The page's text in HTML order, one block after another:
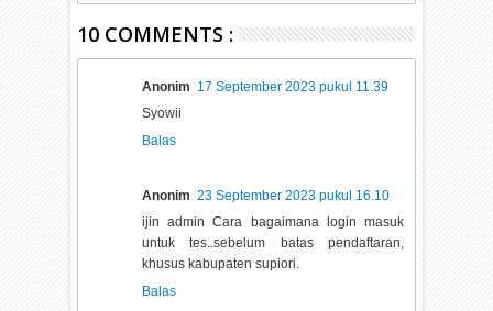
10 COMMENTS :
Anonim 17 September 2023 pukul 11.39
Syowii
Balas
Anonim 23 September 2023 pukul 16.10
ijin admin Cara bagaimana login masuk
untuk tes..sebelum batas pendaftaran,
khusus kabupaten supiori.
Balas